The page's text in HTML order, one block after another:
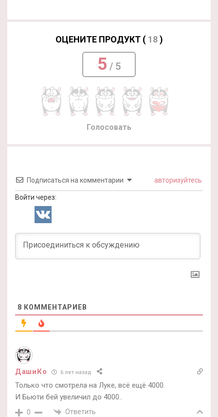
ОЦЕНИТЕ ПРОДУКТ ( 18)
5 / 5
Голосовать
Подписаться на комментарии авторизуйтесь
Войти через:
8 КОММЕНТАРИЕВ
ДашиКо 6 лет назад
Только что смотрела на Луке, всё ещё 4000.
И Бьюти бей увеличил до 4000..
0 Ответить